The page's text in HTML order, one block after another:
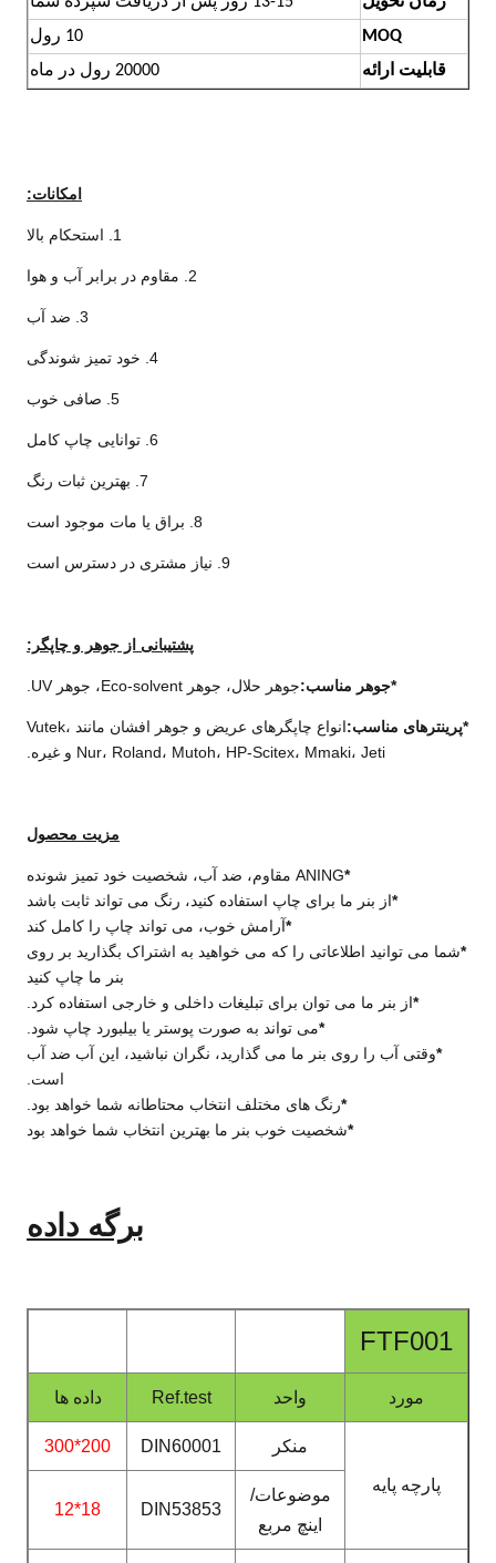
MOQ
10 رول
قابلیت ارائه
20000 رول در ماه
امکانات:
1. استحکام بالا
2. مقاوم در برابر آب و هوا
3. ضد آب
4. خود تمیز شوندگی
5. صافی خوب
6. توانایی چاپ کامل
7. بهترین ثبات رنگ
8. براق یا مات موجود است
9. نیاز مشتری در دسترس است
پشتیبانی از جوهر و چاپگر:
*جوهر مناسب:جوهر حلال، جوهر Eco-solvent، جوهر UV.
*پرینترهای مناسب:
انواع چاپگرهای عریض و جوهر افشان مانند Vutek،
Nur، Roland، Mutoh، HP-Scitex، Mmaki، Jeti و غیره.
مزیت محصول
*ANING مقاوم، ضد آب، شخصیت خود تمیز شونده
*از بنر ما برای چاپ استفاده کنید، رنگ می تواند ثابت باشد
*آرامش خوب، می تواند چاپ را کامل کند
*شما می توانید اطلاعاتی را که می خواهید به اشتراک بگذارید بر روی
بنر ما چاپ کنید
*از بنر ما می توان برای تبلیغات داخلی و خارجی استفاده کرد.
*می تواند به صورت پوستر یا بیلبورد چاپ شود.
*وقتی آب را روی بنر ما می گذارید، نگران نباشید، این آب ضد آب
است.
*رنگ های مختلف انتخاب محتاطانه شما خواهد بود.
*شخصیت خوب بنر ما بهترین انتخاب شما خواهد بود
برگه داده
FTF001
مورد واحد Ref.test داده ها
پارچه پایه
منکر DIN60001
200*300
موضوعات/
اینچ مربع
DIN53853
18*12